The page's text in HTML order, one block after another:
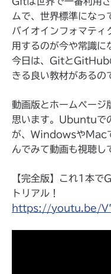
ムで、世界標準になっ
バイオインフォマティ
用するのが今や常識に
今日は、GitとGitHub
きる良い教材があるの
動画版とホームページ
思います。Ubuntuで
が、WindowsやMac
んでみて動画も視聴し
【完全版】これ1本で
トリアル！
https://youtu.be/